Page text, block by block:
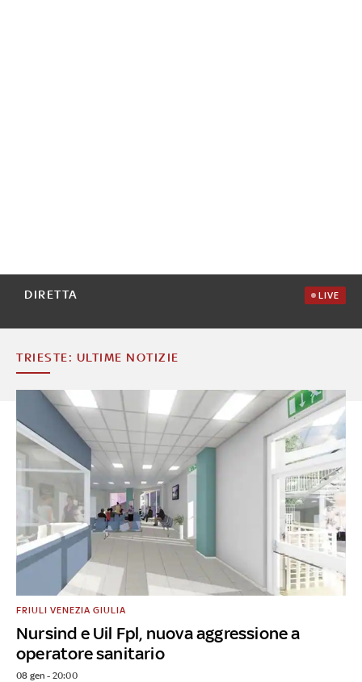
DIRETTA LIVE
TRIESTE: ULTIME NOTIZIE
Nursind e Uil Fpl, nuova aggressione a
operatore sanitario
FRIULI VENEZIA GIULIA
08 gen - 20:00